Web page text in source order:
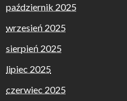
październik 2025
wrzesień 2025
sierpień 2025
lipiec 2025
czerwiec 2025